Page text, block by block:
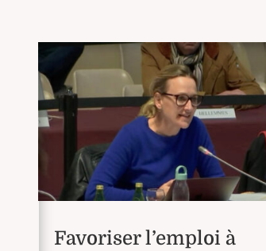
Favoriser l’emploi à